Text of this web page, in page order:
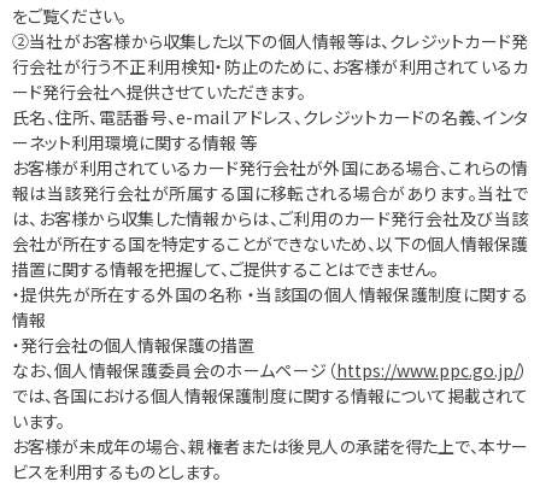
をご覧ください。
②当社がお客様から収集した以下の個人情報等は、クレジットカード発
行会社が行う不正利用検知・防止のために、お客様が利用されているカ
ード発行会社へ提供させていただきます。
氏名、住所、電話番号、e-mail アドレス、クレジットカードの名義、インタ
ーネット利用環境に関する情報 等
お客様が利用されているカード発行会社が外国にある場合、これらの情
報は当該発行会社が所属する国に移転される場合があります。当社で
は、お客様から収集した情報からは、ご利用のカード発行会社及び当該
会社が所在する国を特定することができないため、以下の個人情報保護
措置に関する情報を把握して、ご提供することはできません。
・提供先が所在する外国の名称 ・当該国の個人情報保護制度に関する
情報
・発行会社の個人情報保護の措置
なお、個人情報保護委員会のホームページ（https://www.ppc.go.jp/）
では、各国における個人情報保護制度に関する情報について掲載されて
います。
お客様が未成年の場合、親権者または後見人の承諾を得た上で、本サー
ビスを利用するものとします。